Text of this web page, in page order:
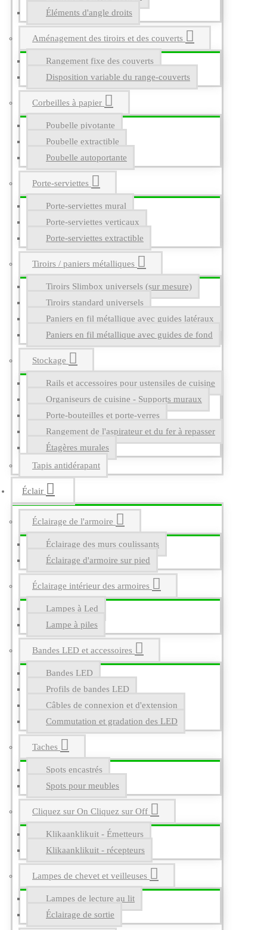
Éléments d'angle droits
Aménagement des tiroirs et des couverts
Rangement fixe des couverts
Disposition variable du range-couverts
Corbeilles à papier
Poubelle pivotante
Poubelle extractible
Poubelle autoportante
Porte-serviettes
Porte-serviettes mural
Porte-serviettes verticaux
Porte-serviettes extractible
Tiroirs / paniers métalliques
Tiroirs Slimbox universels (sur mesure)
Tiroirs standard universels
Paniers en fil métallique avec guides latéraux
Paniers en fil métallique avec guides de fond
Stockage
Rails et accessoires pour ustensiles de cuisine
Organiseurs de cuisine - Supports muraux
Porte-bouteilles et porte-verres
Rangement de l'aspirateur et du fer à repasser
Étagères murales
Tapis antidérapant
Éclair
Éclairage de l'armoire
Éclairage des murs coulissants
Éclairage d'armoire sur pied
Éclairage intérieur des armoires
Lampes à Led
Lampe à piles
Bandes LED et accessoires
Bandes LED
Profils de bandes LED
Câbles de connexion et d'extension
Commutation et gradation des LED
Taches
Spots encastrés
Spots pour meubles
Cliquez sur On Cliquez sur Off
Klikaanklikuit - Émetteurs
Klikaanklikuit - récepteurs
Lampes de chevet et veilleuses
Lampes de lecture au lit
Éclairage de sortie